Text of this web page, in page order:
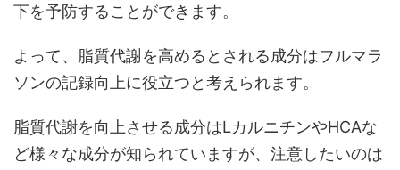
下を予防することができます。
よって、脂質代謝を高めるとされる成分はフルマラ
ソンの記録向上に役立つと考えられます。
脂質代謝を向上させる成分はLカルニチンやHCAな
ど様々な成分が知られていますが、注意したいのは